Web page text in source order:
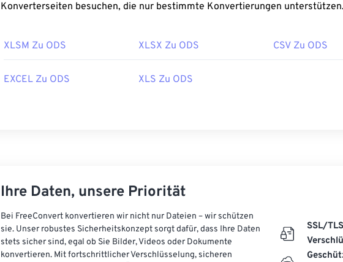
Konverterseiten besuchen, die nur bestimmte Konvertierungen
XLSM Zu ODS XLSX Zu ODS CSV Zu ODS
EXCEL Zu ODS XLS Zu ODS
Ihre Daten, unsere Priorität
Bei FreeConvert konvertieren wir nicht nur Dateien – wir schützen
sie. Unser robustes Sicherheitskonzept sorgt dafür, dass Ihre Daten
stets sicher sind, egal ob Sie Bilder, Videos oder Dokumente
konvertieren. Mit fortschrittlicher Verschlüsselung, sicheren
SSL/TLS